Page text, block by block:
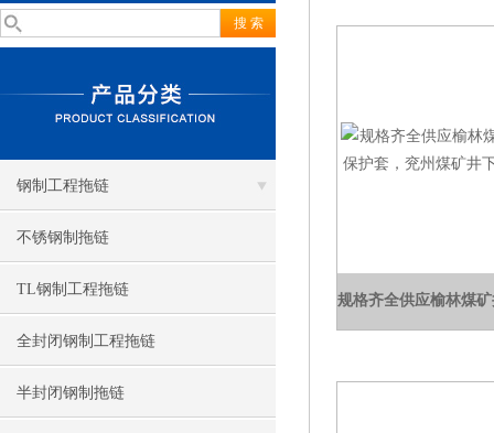
钢制工程拖链
不锈钢制拖链
TL钢制工程拖链
全封闭钢制工程拖链
半封闭钢制拖链